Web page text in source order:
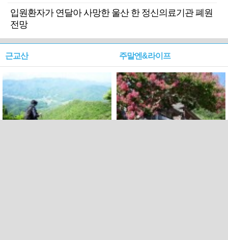
입원환자가 연달아 사망한 울산 한 정신의료기관 폐원
전망
근교산 주말엔&라이프